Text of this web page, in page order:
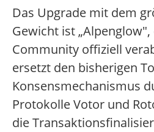
Das Upgrade mit dem
Gewicht ist „Alpenglow",
Community offiziell
ersetzt den bisherigen
Konsensmechanismus
Protokolle Votor und
die